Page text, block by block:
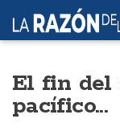
El fin del
pacífico...